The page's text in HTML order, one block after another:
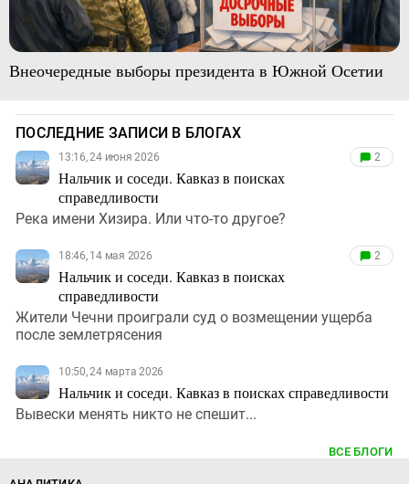
Внеочередные выборы президента в Южной Осетии
ПОСЛЕДНИЕ ЗАПИСИ В БЛОГАХ
13:16, 24 июня 2026
Нальчик и соседи. Кавказ в поисках
справедливости
2
Река имени Хизира. Или что-то другое?
18:46, 14 мая 2026
Нальчик и соседи. Кавказ в поисках
справедливости
2
Жители Чечни проиграли суд о возмещении ущерба
после землетрясения
10:50, 24 марта 2026
Нальчик и соседи. Кавказ в поисках справедливости
Вывески менять никто не спешит...
ВСЕ БЛОГИ